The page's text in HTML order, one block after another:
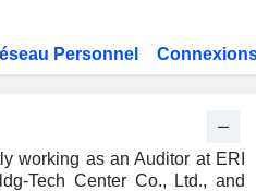
Personnel
working as an Auditor at ERI
Tech Center Co., Ltd., and